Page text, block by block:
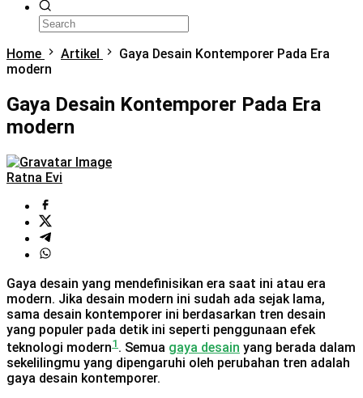
Home Artikel
Gaya Desain Kontemporer Pada Era
modern
Gaya Desain Kontemporer Pada Era
modern
Ratna Evi
Gaya desain yang mendefinisikan era saat ini atau era
modern. Jika desain modern ini sudah ada sejak lama,
sama desain kontemporer ini berdasarkan tren desain
yang populer pada detik ini seperti penggunaan efek
teknologi modern1 . Semua gaya desain yang berada dalam
sekelilingmu yang dipengaruhi oleh perubahan tren adalah
gaya desain kontemporer.